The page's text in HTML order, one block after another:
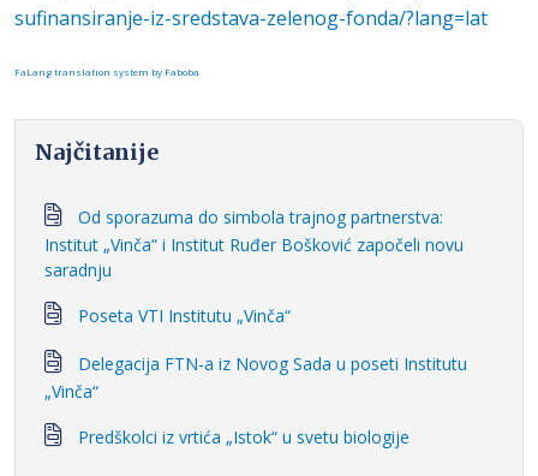
sufinansiranje-iz-sredstava-zelenog-fonda/?lang=lat
FaLang translation system by Faboba
Najčitanije
Od sporazuma do simbola trajnog partnerstva:
Institut „Vinča“ i Institut Ruđer Bošković započeli novu
saradnju
Poseta VTI Institutu „Vinča“
Delegacija FTN-a iz Novog Sada u poseti Institutu
„Vinča“
Predškolci iz vrtića „Istok“ u svetu biologije